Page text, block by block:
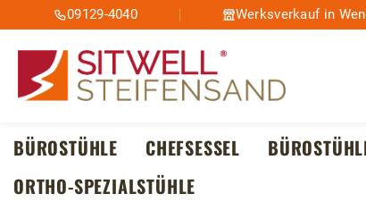
Hauptinhalt springen
Zur Suche springen
Zur Hauptnavigation springen
09129-4040 Werksverkauf in
BÜROSTÜHLE CHEFSESSEL
ORTHO-SPEZIALSTÜHLE